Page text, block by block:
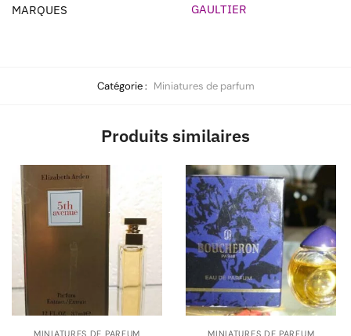
MARQUES GAULTIER
Catégorie : Miniatures de parfum
Produits similaires